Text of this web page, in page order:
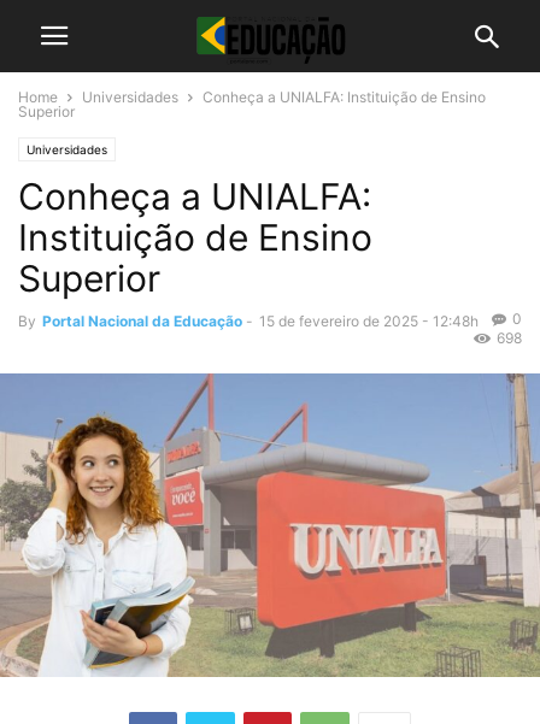
Home Universidades
Conheça a UNIALFA: Instituição de Ensino
Superior
Universidades
Conheça a UNIALFA:
Instituição de Ensino
Superior
By Portal Nacional da Educação - 15 de fevereiro de 2025 - 12:48h
0
698